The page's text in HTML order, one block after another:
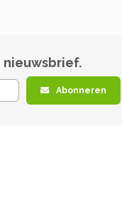
nieuwsbrief.
Abonneren